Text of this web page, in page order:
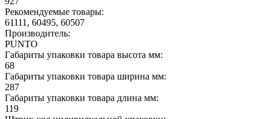
Рекомендуемые товары:
61111, 60495, 60507
Производитель:
PUNTO
Габариты упаковки товара высота мм:
68
Габариты упаковки товара ширина мм:
287
Габариты упаковки товара длина мм:
119